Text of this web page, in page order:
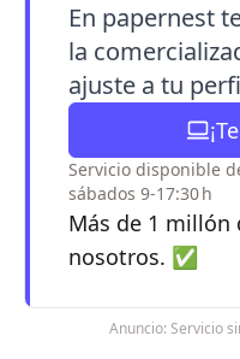
En papernest
la
ajuste a tu
Servicio disponible
sábados 9-17:30 h
Más de 1 millón
nosotros. ✅
Anuncio: Servicio